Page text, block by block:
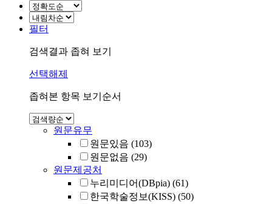
필터
검색결과 좁혀 보기
선택해제
좁혀본 항목 보기순서
원문유무
원문있음 (103)
원문없음 (29)
원문제공처
누리미디어(DBpia) (61)
한국학술정보(KISS) (50)